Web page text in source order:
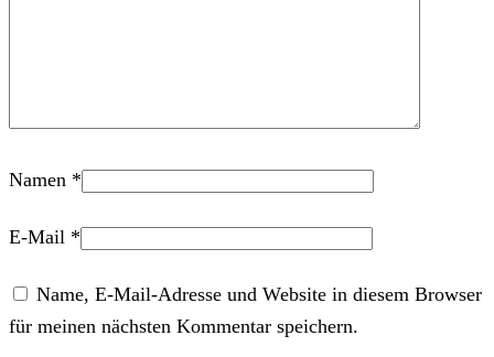
Namen *
E-Mail *
Name, E-Mail-Adresse und Website in diesem Browser
für meinen nächsten Kommentar speichern.